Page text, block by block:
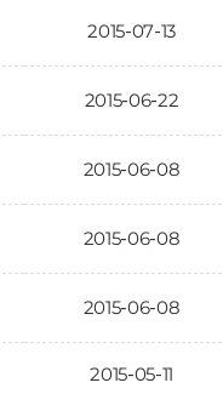
2015-07-13
2015-06-22
2015-06-08
2015-06-08
2015-06-08
2015-05-11